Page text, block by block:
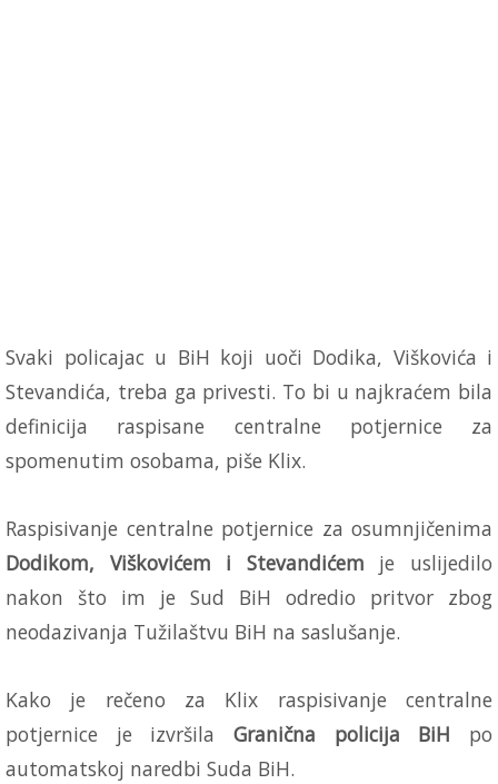
Svaki policajac u BiH koji uoči Dodika, Viškovića i
Stevandića, treba ga privesti. To bi u najkraćem bila
definicija raspisane centralne potjernice za
spomenutim osobama, piše Klix.
Raspisivanje centralne potjernice za osumnjičenima
Dodikom, Viškovićem i Stevandićem je uslijedilo
nakon što im je Sud BiH odredio pritvor zbog
neodazivanja Tužilaštvu BiH na saslušanje.
Kako je rečeno za Klix raspisivanje centralne
potjernice je izvršila Granična policija BiH po
automatskoj naredbi Suda BiH.